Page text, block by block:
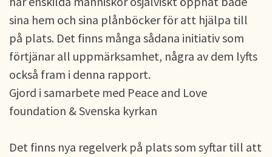
sina hem och sina plånböcker för att hjälpa till
på plats. Det finns många sådana initiativ som
förtjänar all uppmärksamhet, några av dem lyfts
också fram i denna rapport.
Gjord i samarbete med Peace and Love
foundation & Svenska kyrkan
Det finns nya regelverk på plats som syftar till att